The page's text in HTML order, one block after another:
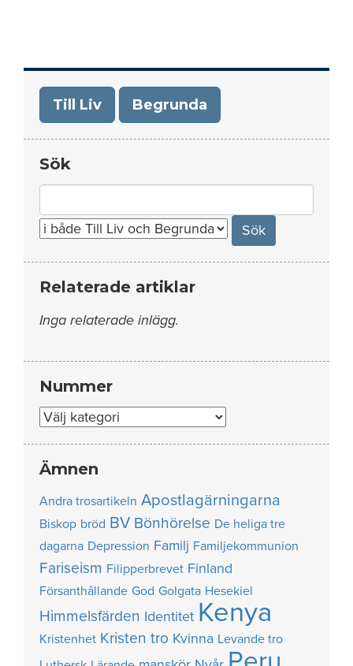
Till Liv Begrunda
Sök
for:
Relaterade artiklar
Inga relaterade inlägg.
Nummer
Nummer
Ämnen
Andra trosartikeln Apostlagärningarna
Biskop bröd BV Bönhörelse De heliga tre
dagarna Depression Familj Familjekommunion
Fariseism Filipperbrevet Finland
Försanthållande God Golgata Hesekiel
Himmelsfärden Identitet Kenya
Kristenhet Kristen tro Kvinna Levande tro